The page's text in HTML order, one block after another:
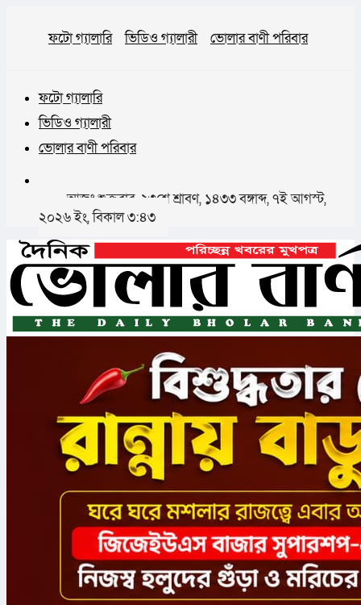
ফটো গ্যালারি ভিডিও গ্যালারী ভোলার বাণী পরিবার
ফটো গ্যালারি
ভিডিও গ্যালারী
ভোলার বাণী পরিবার
আজঃ শুক্রবার, ২৩শে শ্রাবণ, ১৪৩৩ বঙ্গাব্দ, ৭ই আগস্ট,
২০২৬ ইং, বিকাল ৩:৪৩